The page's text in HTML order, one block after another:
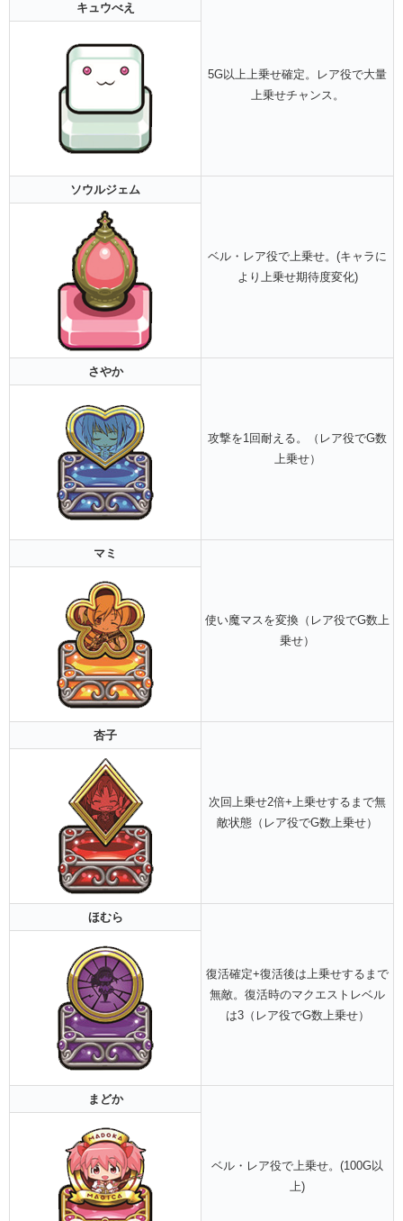
キュウべえ
5G以上上乗せ確定。レア役で大量
上乗せチャンス。
ソウルジェム
ベル・レア役で上乗せ。(キャラに
より上乗せ期待度変化)
さやか
攻撃を1回耐える。（レア役でG数
上乗せ）
マミ
使い魔マスを変換（レア役でG数上
乗せ）
杏子
次回上乗せ2倍+上乗せするまで無
敵状態（レア役でG数上乗せ）
ほむら
復活確定+復活後は上乗せするまで
無敵。復活時のマクエストレベル
は3（レア役でG数上乗せ）
まどか
ベル・レア役で上乗せ。(100G以
上)